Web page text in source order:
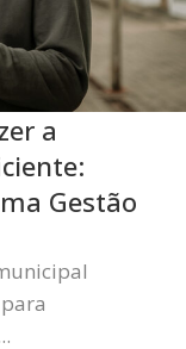
a
Gestão